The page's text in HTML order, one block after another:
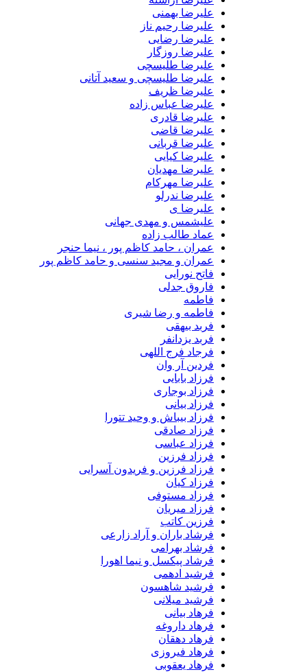
علیرضا بهمنی
علیرضا رحیم ناز
علیرضا رضایی
علیرضا روزگار
علیرضا طلیسچی
علیرضا طلیسچی و سعید آتانی
علیرضا ظریف
علیرضا عباس زاده
علیرضا قادری
علیرضا قاضی
علیرضا قربانی
علیرضا کیایی
علیرضا مهدیان
علیرضا مهرکام
علیرضا ندرلو
علیرضا ی
علیشمس و مهدی جهانی
عماد طالب زاده
عمران ، حامد کاظم پور ، نیما حنجر
عمران و مجید سنسی و حامد کاظم پور
فاتح نورایی
فاروق جدلی
فاطمه و رضا شیری
فربد بیهقی
فربد یزدانفر
فرجاد فرج اللهی
فردین آر وان
فرزاد بابایی
فرزاد بوجاری
فرزاد بیانی
فرزاد بیباش و وحید تتورا
فرزاد صادقی
فرزاد عباسی
فرزاد فرزین
فرزاد فرزین و فریدون آسرایی
فرزاد کیان
فرزاد مستوفی
فرزاد میریان
فرزین کاتب
فرشاد باران و آراد زارعی
فرشاد بهرامی
فرشاد پیکسل و نیما اهورا
فرشید ادهمی
فرشید شاهسون
فرشید میلانی
فرهاد بیانی
فرهاد داروغه
فرهاد دهقان
فرهاد فیروزی
فرهاد یعقوبی